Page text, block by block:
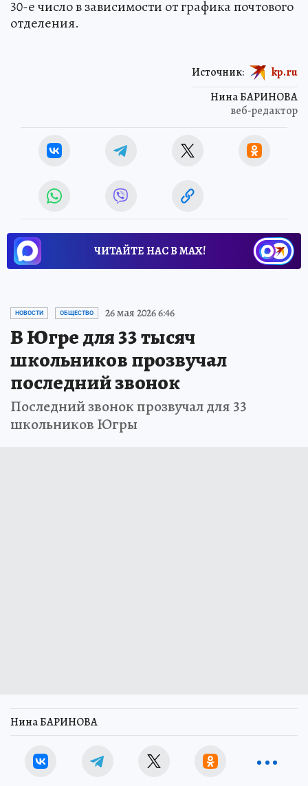
30-е число в зависимости от графика почтового
отделения.
Нина БАРИНОВА
веб-редактор
Источник: kp.ru
ЧИТАЙТЕ НАС В МАХ!
НОВОСТИ ОБЩЕСТВО 26 мая 2026 6:46
В Югре для 33 тысяч
школьников прозвучал
последний звонок
Последний звонок прозвучал для 33
школьников Югры
Нина БАРИНОВА